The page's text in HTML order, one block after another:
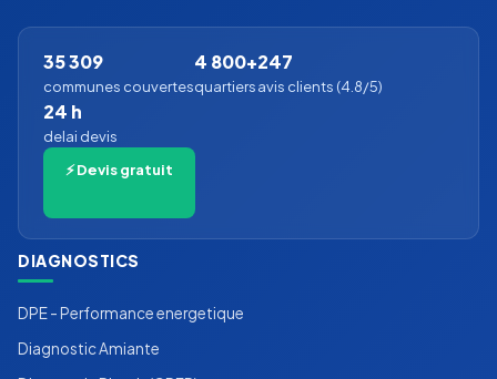
35 309
communes couvertes
4 800+
quartiers
247
avis clients (4.8/5)
24 h
delai devis
⚡ Devis gratuit
DIAGNOSTICS
DPE - Performance energetique
Diagnostic Amiante